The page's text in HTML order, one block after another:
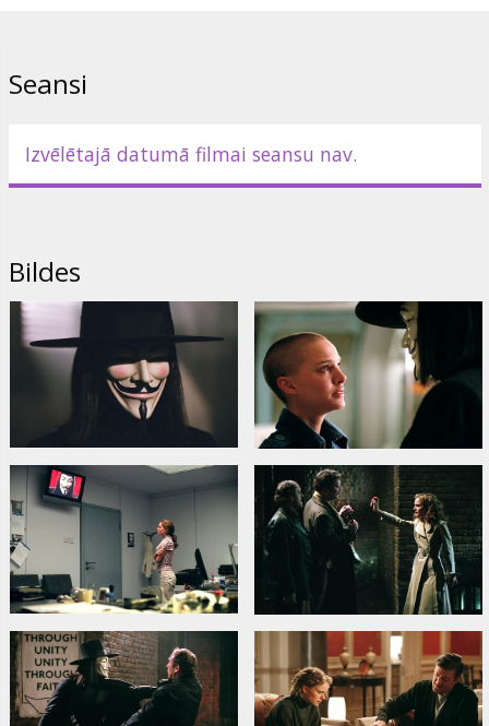
Filma angļu valodā ar subtitriem latviešu un krievu valodās.
Izplatītājs: Warner Bros. Pictures International
Seansi
Izvēlētajā datumā filmai seansu nav.
Bildes